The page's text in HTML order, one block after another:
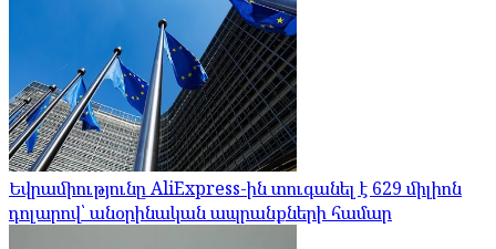
Եվրամիությունը AliExpress-ին տուգանել է 629 միլիոն
դոլարով՝ անօրինական ապրանքների համար